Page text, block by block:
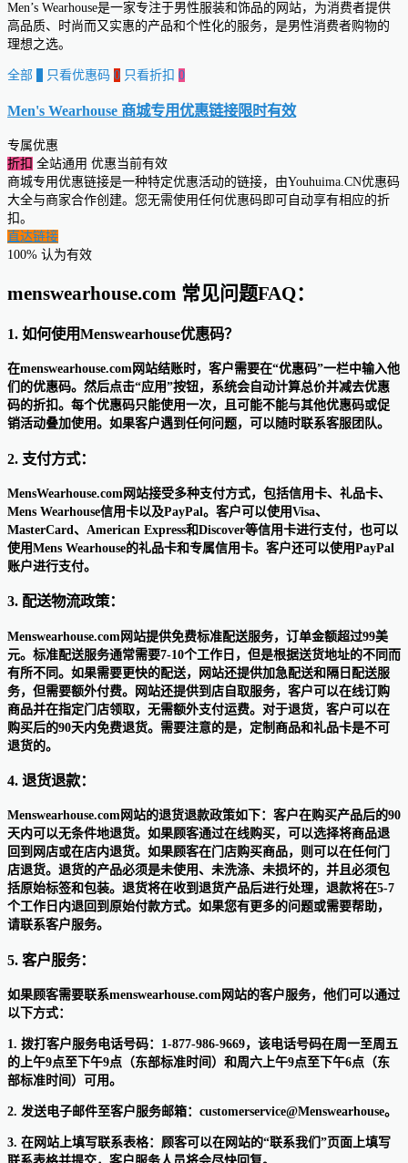
Men’s Wearhouse是一家专注于男性服装和饰品的网站，为消费者提供
高品质、时尚而又实惠的产品和个性化的服务，是男性消费者购物的
理想之选。
全部 只看优惠码 0 只看折扣 0
Men's Wearhouse 商城专用优惠链接限时有效
专属优惠
折扣
全站通用 优惠当前有效
商城专用优惠链接是一种特定优惠活动的链接，由Youhuima.CN优惠码
大全与商家合作创建。您无需使用任何优惠码即可自动享有相应的折
扣。
直达链接
100% 认为有效
menswearhouse.com 常见问题FAQ：
1. 如何使用Menswearhouse优惠码？
在menswearhouse.com网站结账时，客户需要在“优惠码”一栏中输入他
们的优惠码。然后点击“应用”按钮，系统会自动计算总价并减去优惠
码的折扣。每个优惠码只能使用一次，且可能不能与其他优惠码或促
销活动叠加使用。如果客户遇到任何问题，可以随时联系客服团队。
2. 支付方式：
MensWearhouse.com网站接受多种支付方式，包括信用卡、礼品卡、
Mens Wearhouse信用卡以及PayPal。客户可以使用Visa、
MasterCard、American Express和Discover等信用卡进行支付，也可以
使用Mens Wearhouse的礼品卡和专属信用卡。客户还可以使用PayPal
账户进行支付。
3. 配送物流政策：
Menswearhouse.com网站提供免费标准配送服务，订单金额超过99美
元。标准配送服务通常需要7-10个工作日，但是根据送货地址的不同而
有所不同。如果需要更快的配送，网站还提供加急配送和隔日配送服
务，但需要额外付费。网站还提供到店自取服务，客户可以在线订购
商品并在指定门店领取，无需额外支付运费。对于退货，客户可以在
购买后的90天内免费退货。需要注意的是，定制商品和礼品卡是不可
退货的。
4. 退货退款：
Menswearhouse.com网站的退货退款政策如下：客户在购买产品后的90
天内可以无条件地退货。如果顾客通过在线购买，可以选择将商品退
回到网店或在店内退货。如果顾客在门店购买商品，则可以在任何门
店退货。退货的产品必须是未使用、未洗涤、未损坏的，并且必须包
括原始标签和包装。退货将在收到退货产品后进行处理，退款将在5-7
个工作日内退回到原始付款方式。如果您有更多的问题或需要帮助，
请联系客户服务。
5. 客户服务：
如果顾客需要联系menswearhouse.com网站的客户服务，他们可以通过
以下方式：
1. 拨打客户服务电话号码：1-877-986-9669，该电话号码在周一至周五
的上午9点至下午9点（东部标准时间）和周六上午9点至下午6点（东
部标准时间）可用。
2. 发送电子邮件至客户服务邮箱：customerservice@Menswearhouse。
3. 在网站上填写联系表格：顾客可以在网站的“联系我们”页面上填写